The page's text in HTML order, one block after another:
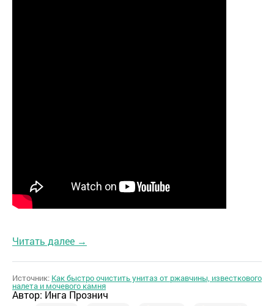
Читать далее →
Источник: Как быстро очистить унитаз от ржавчины, известкового
налета и мочевого камня
Автор:Инга Прознич